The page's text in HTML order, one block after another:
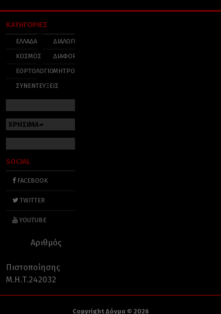
ΚΑΤΗΓΟΡΙΕΣ
ΕΛΛΑΔΑ
ΚΟΣΜΟΣ
ΕΟΡΤΟΛΟΓΙΟ
ΣΥΝΕΝΤΕΥΞΕΙΣ
ΔΙΑΛΟΓΟΣ
ΔΙΑΦΟΡΑ
ΜΗΤΡΟΠΟΛΕΙΣ
ΧΡΗΣΙΜΑ
SOCIAL
FACEBOOK
TWITTER
YOUTUBE
Αριθμός
Πιστοποίησης
Μ.Η.Τ.242032
Copyright Δόγμα © 2026